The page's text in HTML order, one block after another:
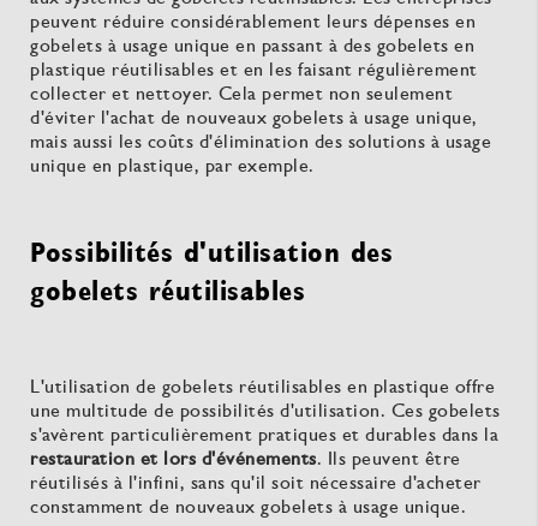
peuvent réduire considérablement leurs dépenses en
gobelets à usage unique en passant à des gobelets en
plastique réutilisables et en les faisant régulièrement
collecter et nettoyer. Cela permet non seulement
d'éviter l'achat de nouveaux gobelets à usage unique,
mais aussi les coûts d'élimination des solutions à usage
unique en plastique, par exemple.
Possibilités d'utilisation des
gobelets réutilisables
L'utilisation de gobelets réutilisables en plastique offre
une multitude de possibilités d'utilisation. Ces gobelets
s'avèrent particulièrement pratiques et durables dans la
restauration et lors d'événements. Ils peuvent être
réutilisés à l'infini, sans qu'il soit nécessaire d'acheter
constamment de nouveaux gobelets à usage unique.